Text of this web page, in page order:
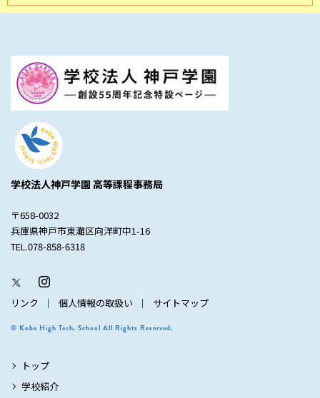
学校法人神戸学園 高等課程事務局
〒658-0032
兵庫県神戸市東灘区向洋町中1-16
TEL.078-858-6318
リンク 個人情報の取扱い サイトマップ
© Kobe High Tech. School All Rights Reserved.
トップ
学校紹介